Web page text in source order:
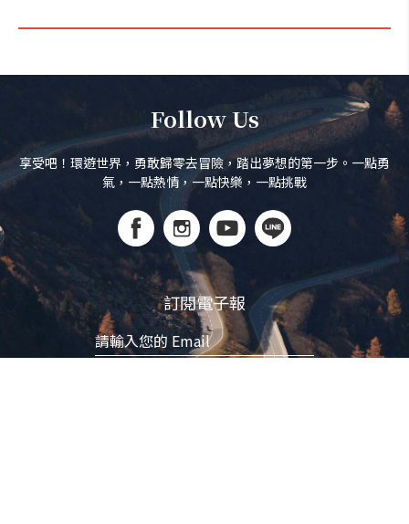
Follow Us
享受吧！環遊世界，勇敢歸零去冒險，踏出夢想的第一步。一點勇
氣，一點熱情，一點快樂，一點挑戰
訂閱電子報